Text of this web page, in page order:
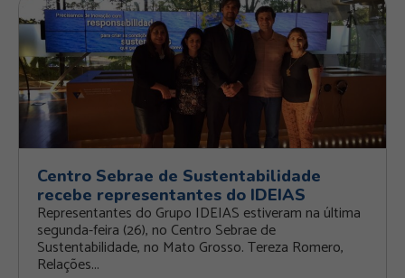
Centro Sebrae de Sustentabilidade
recebe representantes do IDEIAS
Representantes do Grupo IDEIAS estiveram na última
segunda-feira (26), no Centro Sebrae de
Sustentabilidade, no Mato Grosso. Tereza Romero,
Relações...